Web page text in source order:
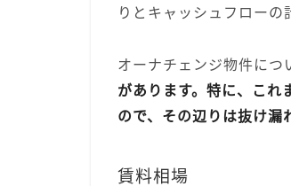
りとキャッシュフローの
オーナチェンジ物件につ
があります。特に、こ
ので、その辺りは抜け漏
賃料相場